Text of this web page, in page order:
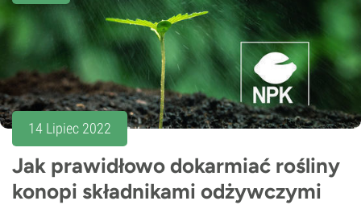
14 Lipiec 2022
Jak prawidłowo dokarmiać rośliny
konopi składnikami odżywczymi